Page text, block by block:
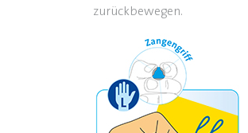
zurückbewegen.